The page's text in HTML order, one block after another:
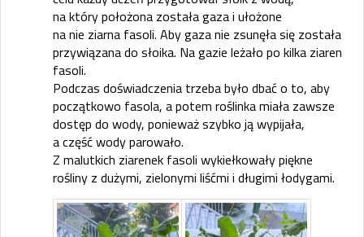
na który położona została gaza i ułożone
na nie ziarna fasoli. Aby gaza nie zsunęła się została
przywiązana do słoika. Na gazie leżało po kilka ziaren
fasoli.
Podczas doświadczenia trzeba było dbać o to, aby
początkowo fasola, a potem roślinka miała zawsze
dostęp do wody, ponieważ szybko ją wypijała,
a część wody parowało.
Z malutkich ziarenek fasoli wykiełkowały piękne
rośliny z dużymi, zielonymi liśćmi i długimi łodygami.